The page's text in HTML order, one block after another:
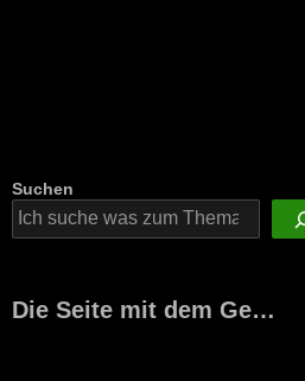
Suchen
Die Seite mit dem Ge…